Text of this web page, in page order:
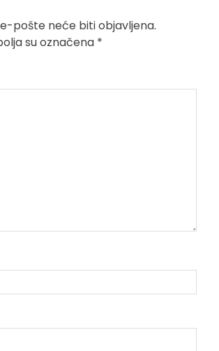
pošte neće biti objavljena.
su označena *